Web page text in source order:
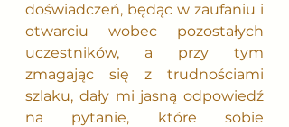
doświadczeń, będąc w zaufaniu i
otwarciu wobec pozostałych
uczestników, a przy tym
zmagając się z trudnościami
szlaku, dały mi jasną odpowiedź
na pytanie, które sobie